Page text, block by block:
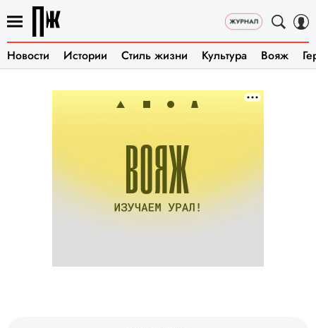
Новости Истории Стиль жизни Культура Вояж